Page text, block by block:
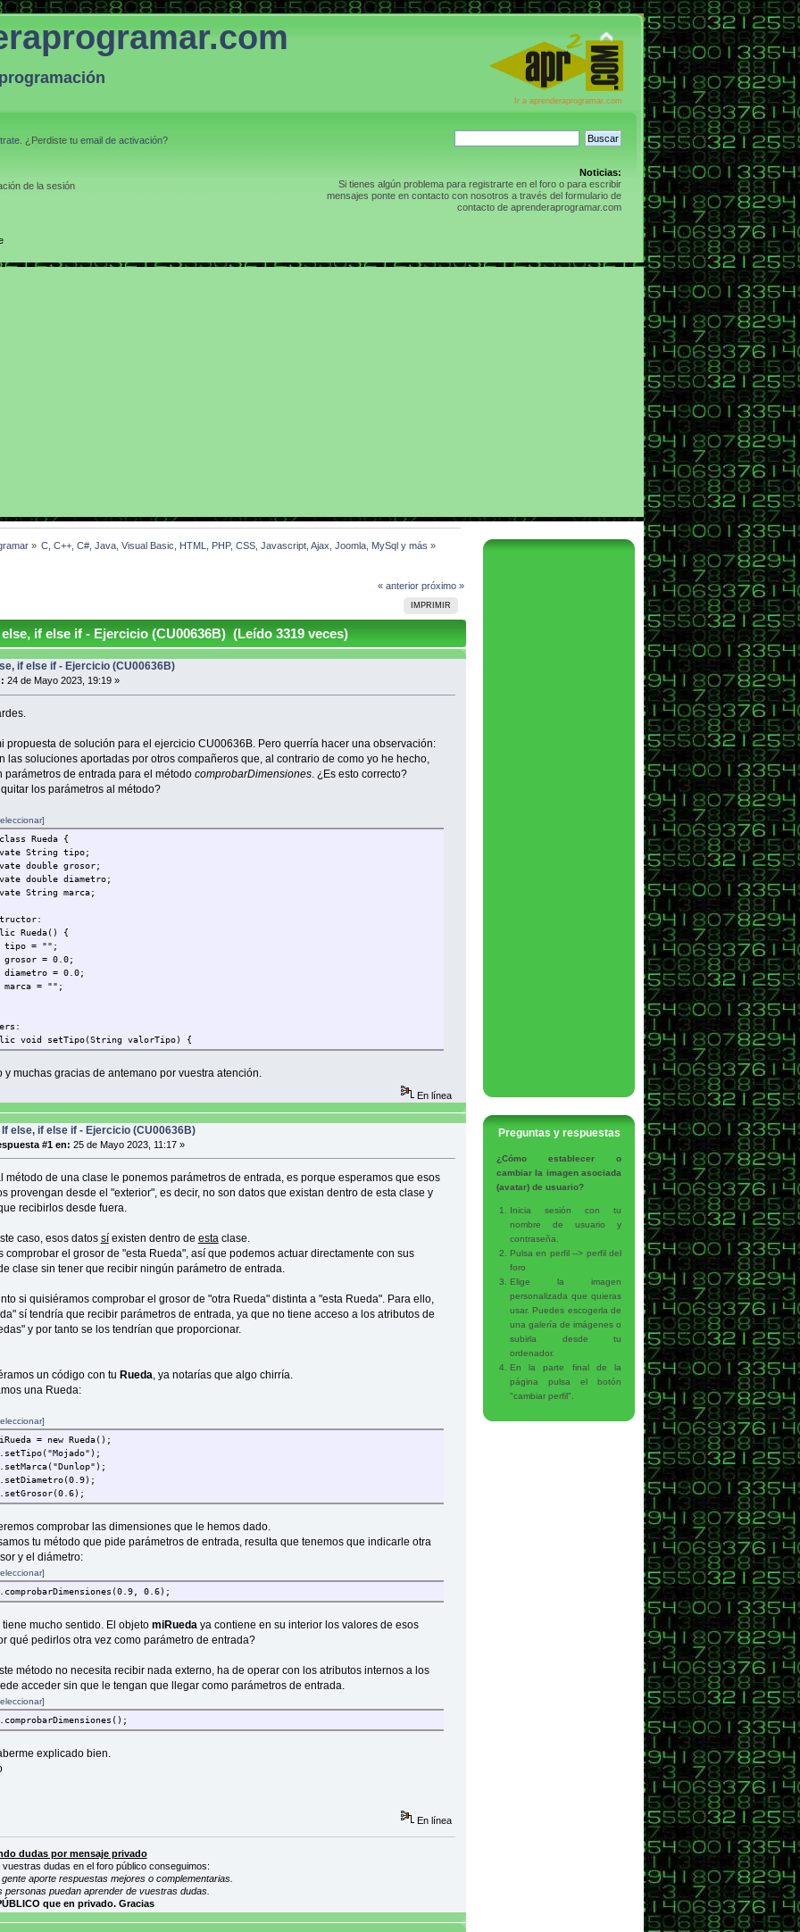
Ir a aprenderaprogramar.com
. ¿Perdiste tu email de activación?
de la sesión
Noticias:
Si tienes algún problema para registrarte en el foro o para escribir
mensajes ponte en contacto con nosotros a través del formulario de
contacto de aprenderaprogramar.com
» C, C++, C#, Java, Visual Basic, HTML, PHP, CSS, Javascript, Ajax, Joomla, MySql y más »
« anterior próximo »
IMPRIMIR
if else if - Ejercicio (CU00636B) (Leído 3319 veces)
if else if - Ejercicio (CU00636B)
24 de Mayo 2023, 19:19 »
propuesta de solución para el ejercicio CU00636B. Pero querría hacer una observación:
las soluciones aportadas por otros compañeros que, al contrario de como yo he hecho,
parámetros de entrada para el método comprobarDimensiones. ¿Es esto correcto?
los parámetros al método?
Rueda {
String tipo;
double grosor;
double diametro;
String marca;
Rueda() {
= "";
= 0.0;
= 0.0;
= "";
void setTipo(String valorTipo) {
valorTipo;
void setGrosor(double valorGrosor) {
= valorDiametro;
setMarca(String valorMarca) {
= valorMarca;
tipo;
getGrosor() {
double getDiametro() {
diametro;
comprobarDimensiones(double diametro, double grosor){
> 1.4) {
("La rueda es para un vehículo grande");}
(diametro > 0.8 && diametro <= 1.4) {
("La rueda es para un vehículo mediano");}
{
("La rueda es para un vehículo pequeño");}
> 1.4 && grosor < 0.4) ||
> 0.8 && diametro <= 1.4 && grosor < 0.25)) {
("El grosor para esta rueda es inferior al recomendado");
y muchas gracias de antemano por vuestra atención.
En línea
else, if else if - Ejercicio (CU00636B)
#1 en: 25 de Mayo 2023, 11:17 »
método de una clase le ponemos parámetros de entrada, es porque esperamos que esos
provengan desde el "exterior", es decir, no son datos que existan dentro de esta clase y
recibirlos desde fuera.
caso, esos datos síexisten dentro de esta clase.
comprobar el grosor de "esta Rueda", así que podemos actuar directamente con sus
clase sin tener que recibir ningún parámetro de entrada.
si quisiéramos comprobar el grosor de "otra Rueda" distinta a "esta Rueda". Para ello,
sí tendría que recibir parámetros de entrada, ya que no tiene acceso a los atributos de
y por tanto se los tendrían que proporcionar.
un código con tu Rueda , ya notarías que algo chirría.
una Rueda:
= new Rueda();
comprobar las dimensiones que le hemos dado.
tu método que pide parámetros de entrada, resulta que tenemos que indicarle otra
y el diámetro:
0.6);
tiene mucho sentido. El objeto miRueda ya contiene en su interior los valores de esos
qué pedirlos otra vez como parámetro de entrada?
método no necesita recibir nada externo, ha de operar con los atributos internos a los
acceder sin que le tengan que llegar como parámetros de entrada.
explicado bien.
En línea
dudas por mensaje privado
vuestras dudas en el foro público conseguimos:
aporte respuestas mejores o complementarias.
personas puedan aprender de vuestras dudas.
que en privado. Gracias
Preguntas y respuestas
¿Cómo establecer o
cambiar la imagen asociada
(avatar) de usuario?
Inicia sesión con tu
nombre de usuario y
contraseña.
Pulsa en perfil --> perfil del
foro
Elige la imagen
personalizada que quieras
usar. Puedes escogerla de
una galería de imágenes o
subirla desde tu
ordenador.
En la parte final de la
página pulsa el botón
"cambiar perfil".